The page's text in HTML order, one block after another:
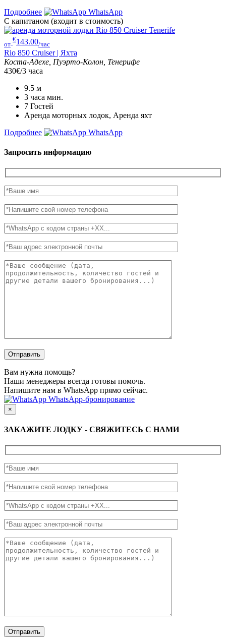
Подробнее
WhatsApp
С капитаном (входит в стоимость)
от
€143.00/час
Rio 850 Cruiser | Яхта
Коста-Адехе, Пуэрто-Колон, Тенерифе
430€/3 часа
9.5 м
3 часа мин.
7 Гостей
Аренда моторных лодок, Аренда яхт
Подробнее
WhatsApp
Запросить информацию
Вам нужна помощь?
Наши менеджеры всегда готовы помочь.
Напишите нам в WhatsApp прямо сейчас.
WhatsApp-бронирование
×
ЗАКАЖИТЕ ЛОДКУ - СВЯЖИТЕСЬ С НАМИ